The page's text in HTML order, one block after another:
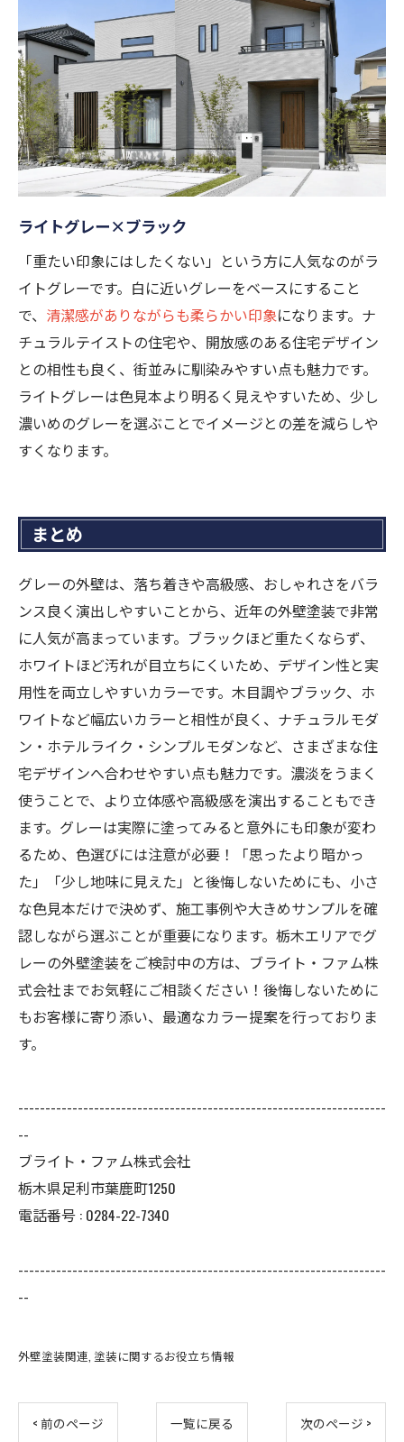
ライトグレー×ブラック
「重たい印象にはしたくない」という方に人気なのがラ
イトグレーです。白に近いグレーをベースにすること
で、 清潔感がありながらも柔らかい印象になります。ナ
チュラルテイストの住宅や、開放感のある住宅デザイン
との相性も良く、街並みに馴染みやすい点も魅力です。
ライトグレーは色見本より明るく見えやすいため、少し
濃いめのグレーを選ぶことでイメージとの差を減らしや
すくなります。
まとめ
グレーの外壁は、落ち着きや高級感、おしゃれさをバラ
ンス良く演出しやすいことから、近年の外壁塗装で非常
に人気が高まっています。ブラックほど重たくならず、
ホワイトほど汚れが目立ちにくいため、デザイン性と実
用性を両立しやすいカラーです。木目調やブラック、ホ
ワイトなど幅広いカラーと相性が良く、ナチュラルモダ
ン・ホテルライク・シンプルモダンなど、さまざまな住
宅デザインへ合わせやすい点も魅力です。濃淡をうまく
使うことで、より立体感や高級感を演出することもでき
ます。グレーは実際に塗ってみると意外にも印象が変わ
るため、色選びには注意が必要！「思ったより暗かっ
た」「少し地味に見えた」と後悔しないためにも、小さ
な色見本だけで決めず、施工事例や大きめサンプルを確
認しながら選ぶことが重要になります。栃木エリアでグ
レーの外壁塗装をご検討中の方は、ブライト・ファム株
式会社までお気軽にご相談ください！後悔しないために
もお客様に寄り添い、最適なカラー提案を行っておりま
す。
--------------------------------------------------------------------
--
ブライト・ファム株式会社
栃木県足利市葉鹿町1250
電話番号 : 0284-22-7340
--------------------------------------------------------------------
--
外壁塗装関連 塗装に関するお役立ち情報
< 前のページ 一覧に戻る 次のページ >